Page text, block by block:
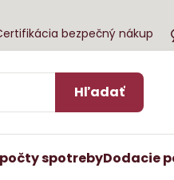
bezpečný nákup
Hľadať
spotrebyDodacie